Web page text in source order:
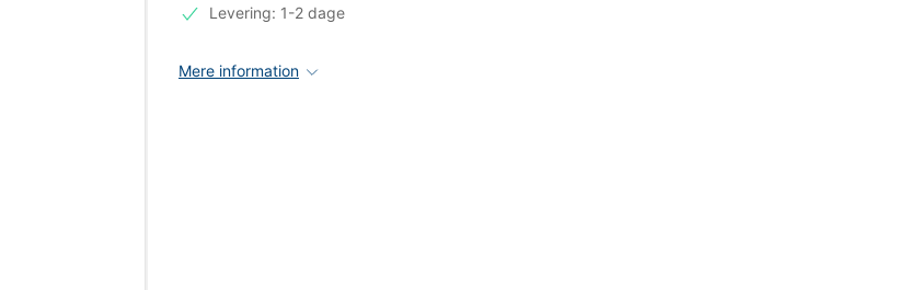
Levering: 1-2 dage
Mere information